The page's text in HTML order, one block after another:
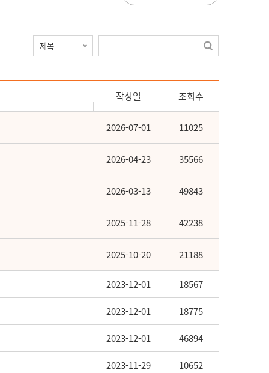
작성일 조회수
2026-07-01 11025
2026-04-23 35566
2026-03-13 49843
2025-11-28 42238
2025-10-20 21188
2023-12-01 18567
2023-12-01 18775
2023-12-01 46894
2023-11-29 10652